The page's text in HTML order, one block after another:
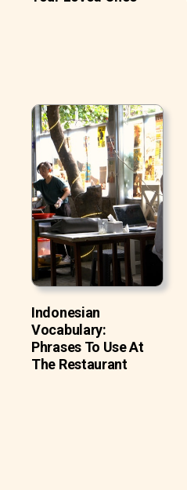
Indonesian
Vocabulary:
Phrases To Use At
The Restaurant